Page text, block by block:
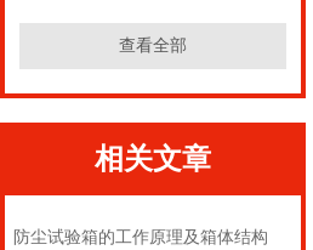
查看全部
相关文章
防尘试验箱的工作原理及箱体结构